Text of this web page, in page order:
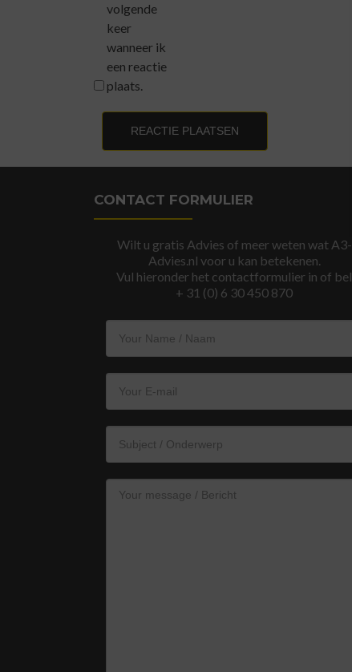
volgende
keer
wanneer ik
een reactie
plaats.
CONTACT FORMULIER
Wilt u gratis Advies of meer weten wat A3-
Advies.nl voor u kan betekenen.
Vul hieronder het contactformulier in of bel
+ 31 (0) 6 30 450 870